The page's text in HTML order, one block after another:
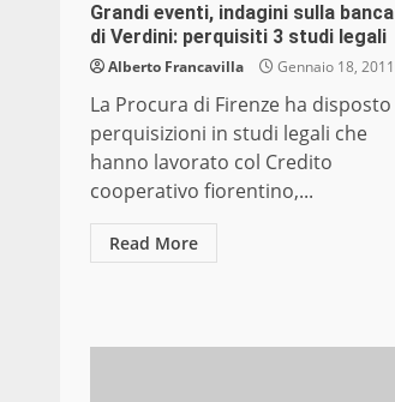
Grandi eventi, indagini sulla banca
di Verdini: perquisiti 3 studi legali
Alberto Francavilla Gennaio 18, 2011
La Procura di Firenze ha disposto
perquisizioni in studi legali che
hanno lavorato col Credito
cooperativo fiorentino,...
Read More